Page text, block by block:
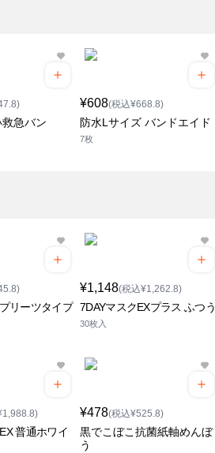
急バン
¥608(税込¥668.8)
防水Lサイズ バンドエイド
7枚
リーツタイプ
¥1,148(税込¥1,262.8)
7DAYマスクEXプラス ふつう
30枚入
普通ホワイ
¥478(税込¥525.8)
黒でこぼこ抗菌紙軸めんぼ
う